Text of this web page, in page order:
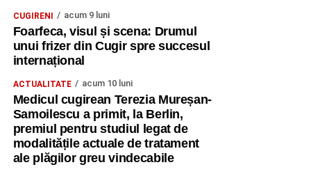
CUGIRENI acum 9 luni
Foarfeca, visul și scena: Drumul
unui frizer din Cugir spre succesul
internațional
ACTUALITATE acum 10 luni
Medicul cugirean Terezia Mureșan-
Samoilescu a primit, la Berlin,
premiul pentru studiul legat de
modalitățile actuale de tratament
ale plăgilor greu vindecabile